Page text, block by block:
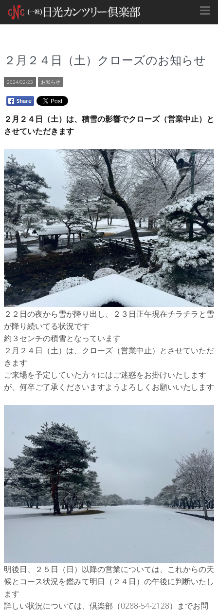
２月２４日（土）クローズのお知らせ
2024/02/23 お知らせ
２月２４日（土）は、積雪の影響でクローズ（営業中止）と
させていただきます
２２日の夜から雪が降り出し、２３日正午現在チラチラと雪
が降り続いてる状況です
約３センチの積雪となっています
２月２４日（土）は、クローズ（営業中止）とさせていただ
きます
ご来場を予定していた方々にはご迷惑をお掛けいたします
が、何卒ご了承くださいますようよろしくお願いいたします
明後日、２５日（日）以降の営業については、これからの天
候とコース状況を鑑みて明日（２４日）の午後に判断いたし
ます
詳しい状況については、倶楽部（0288-54-2128）までお問